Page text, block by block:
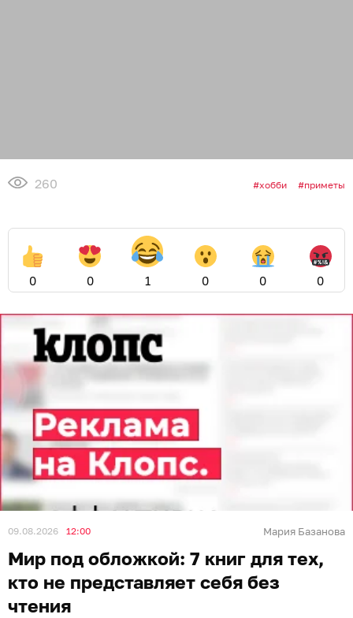
260 хобби приметы
0 0 1 0 0 0
09.08.2026 12:00 Мария Базанова
Мир под обложкой: 7 книг для тех,
кто не представляет себя без
чтения